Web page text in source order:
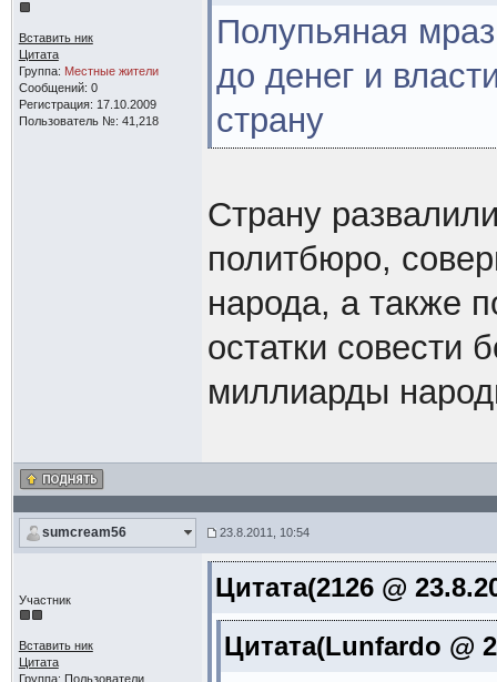
Вставить ник
Цитата
Группа: Местные жители
Сообщений: 0
Регистрация: 17.10.2009
Пользователь №: 41,218
Полупьяная
до денег и
страну
Страну
политбюро,
народа, а также
остатки совести
миллиарды
sumcream56 23.8.2011, 10:54
Участник
Вставить ник
Цитата
Группа: Пользователи
Цитата(2126 @
Цитата(Lunfardo @